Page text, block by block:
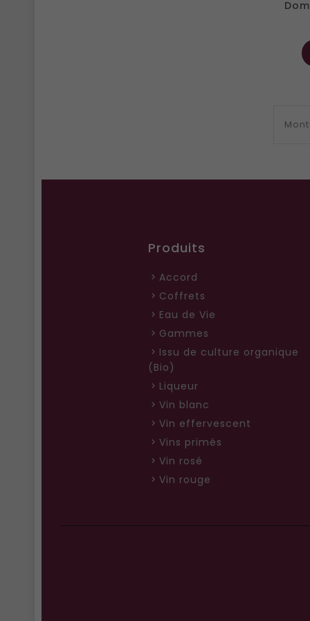
Produits
Accord
Coffrets
Eau de Vie
Gammes
Issu de culture organique
(Bio)
Liqueur
Vin blanc
Vin effervescent
Vins primés
Vin rosé
Vin rouge